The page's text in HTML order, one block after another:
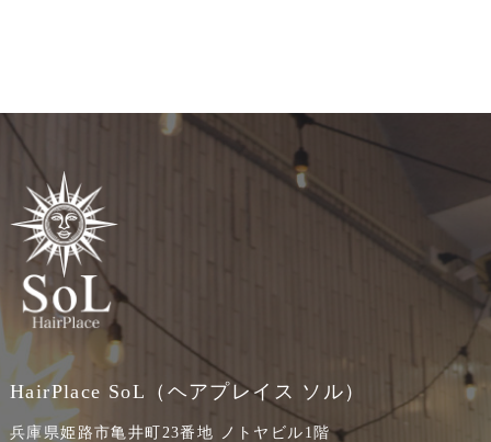
HairPlace SoL（ヘアプレイス ソル）
兵庫県姫路市亀井町23番地 ノトヤビル1階